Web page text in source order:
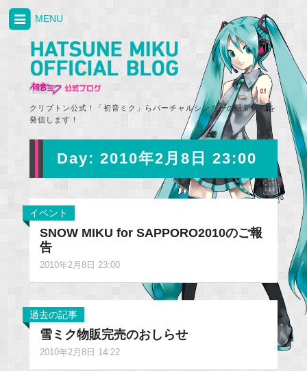
クリプトン公式！「初音ミク」らバーチャルシンガーの最新情報を
発信します！
MENU
Day: 2010年2月8日 23:00
イベント
SNOW MIKU for SAPPORO2010のご報
告
2010年2月8日 23:00
過去の記事
雪ミク物販完売のおしらせ
2010年2月8日 14:22